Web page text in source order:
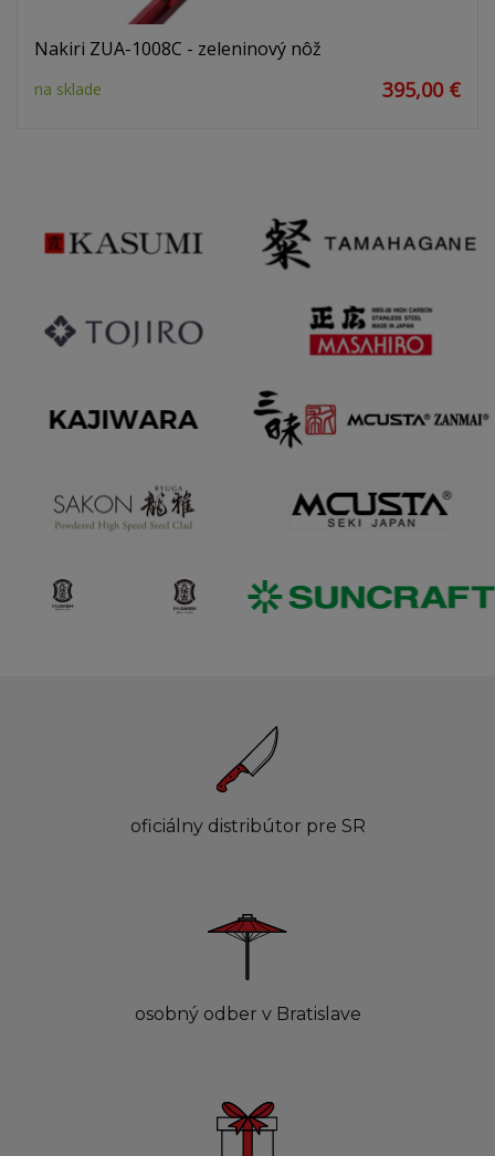
Nakiri ZUA-1008C - zeleninový nôž
na sklade 395,00 €
oficiálny distribútor pre SR
osobný odber v Bratislave